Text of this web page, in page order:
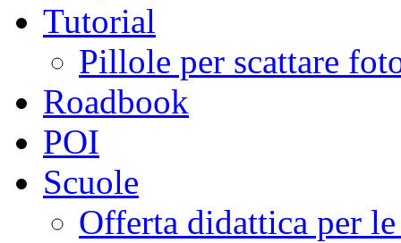
Tutorial
Pillole per scattare
Roadbook
POI
Scuole
Offerta didattica per